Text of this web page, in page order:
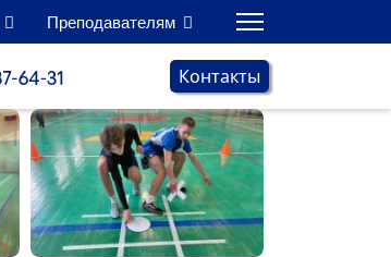
Преподавателям
Контакты